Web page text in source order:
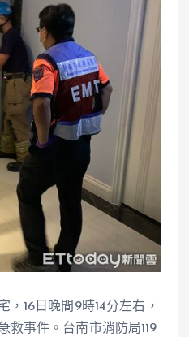
16日晚間9時14分左右，
救事件。台南市消防局119